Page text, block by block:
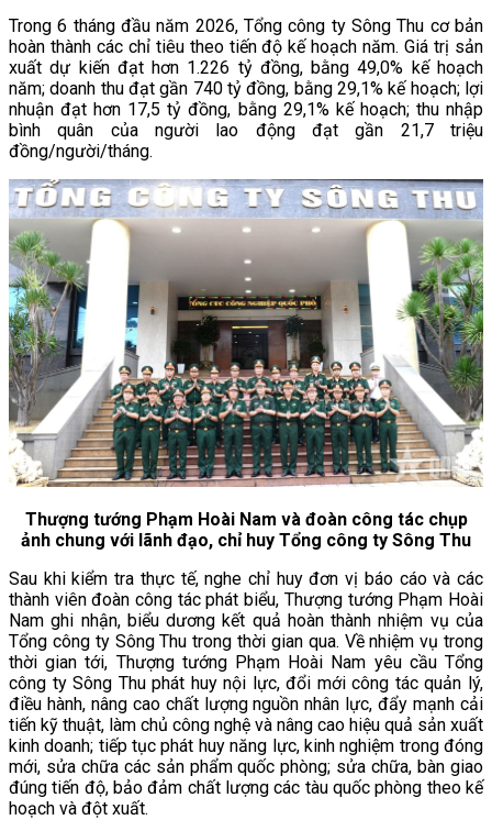
Trong 6 tháng đầu năm 2026, Tổng công ty Sông Thu cơ bản
hoàn thành các chỉ tiêu theo tiến độ kế hoạch năm. Giá trị sản
xuất dự kiến đạt hơn 1.226 tỷ đồng, bằng 49,0% kế hoạch
năm; doanh thu đạt gần 740 tỷ đồng, bằng 29,1% kế hoạch; lợi
nhuận đạt hơn 17,5 tỷ đồng, bằng 29,1% kế hoạch; thu nhập
bình quân của người lao động đạt gần 21,7 triệu
đồng/người/tháng.
Thượng tướng Phạm Hoài Nam và đoàn công tác chụp
ảnh chung với lãnh đạo, chỉ huy Tổng công ty Sông Thu
Sau khi kiểm tra thực tế, nghe chỉ huy đơn vị báo cáo và các
thành viên đoàn công tác phát biểu, Thượng tướng Phạm Hoài
Nam ghi nhận, biểu dương kết quả hoàn thành nhiệm vụ của
Tổng công ty Sông Thu trong thời gian qua. Về nhiệm vụ trong
thời gian tới, Thượng tướng Phạm Hoài Nam yêu cầu Tổng
công ty Sông Thu phát huy nội lực, đổi mới công tác quản lý,
điều hành, nâng cao chất lượng nguồn nhân lực, đẩy mạnh cải
tiến kỹ thuật, làm chủ công nghệ và nâng cao hiệu quả sản xuất
kinh doanh; tiếp tục phát huy năng lực, kinh nghiệm trong đóng
mới, sửa chữa các sản phẩm quốc phòng; sửa chữa, bàn giao
đúng tiến độ, bảo đảm chất lượng các tàu quốc phòng theo kế
hoạch và đột xuất.